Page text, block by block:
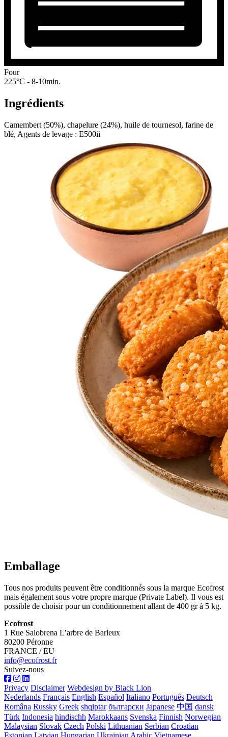
Four
225°C - 8-10min.
Ingrédients
Camembert (50%), chapelure (24%), huile de tournesol, farine de
blé, Agents de levage : E500ii
Emballage
Tous nos produits peuvent être conditionnés sous la marque Ecofrost
mais également sous votre propre marque (Private Label). Il vous est
possible de choisir pour un conditionnement allant de 400 gr à 5 kg.
Ecofrost
1 Rue Salobrena L’arbre de Barleux
80200 Péronne
FRANCE / EU
info@ecofrost.fr
Suivez-nous
Privacy Disclaimer Webdesign by Black Lion
Nederlands Français English Español Italiano Português Deutsch
Româna Russky Greek shqiptar български Japanese 中国 dansk
Türk Indonesia hindischh Marokkaans Svenska Finnish Norwegian
Malaysian Slovak Czech Polski Lithuanian Serbian Croatian
Estonian Latvian Hungarian Ukrainian Arabic Vietnamese